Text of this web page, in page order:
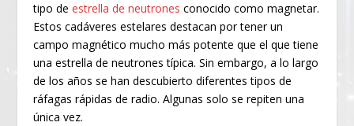
tipo deestrella de neutrones conocido como magnetar.
Estos cadáveres estelares destacan por tener un
campo magnético mucho más potente que el que tiene
una estrella de neutrones típica. Sin embargo, a lo largo
de los años se han descubierto diferentes tipos de
ráfagas rápidas de radio. Algunas solo se repiten una
única vez.